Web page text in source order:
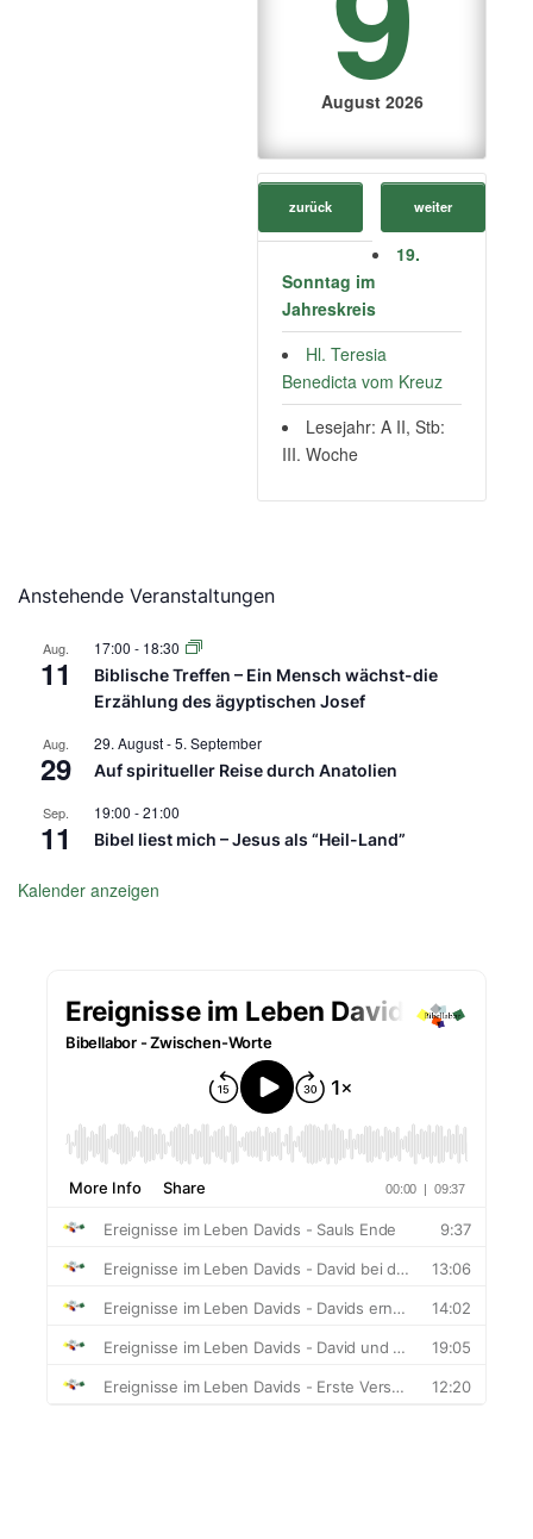
August 2026
zurück weiter
19.
Sonntag im
Jahreskreis
Hl. Teresia
Benedicta vom Kreuz
Lesejahr: A II, Stb:
III. Woche
Anstehende Veranstaltungen
Aug.
11
17:00 - 18:30
Biblische Treffen – Ein Mensch wächst-die
Erzählung des ägyptischen Josef
Aug.
29
29. August-5. September
Auf spiritueller Reise durch Anatolien
Sep.
11
19:00 -21:00
Bibel liest mich – Jesus als “Heil-Land”
Kalender anzeigen